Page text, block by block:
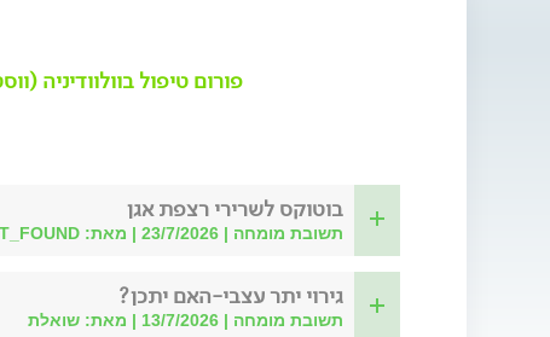
פורום טיפול בוולוודיניה
בוטוקס לשרירי רצפת אגן
תשובת מומחה | 23/7/2026 | מאת: NOT_FOUND
גירוי יתר עצבי-האם יתכן?
תשובת מומחה | 13/7/2026 | מאת: שואלת